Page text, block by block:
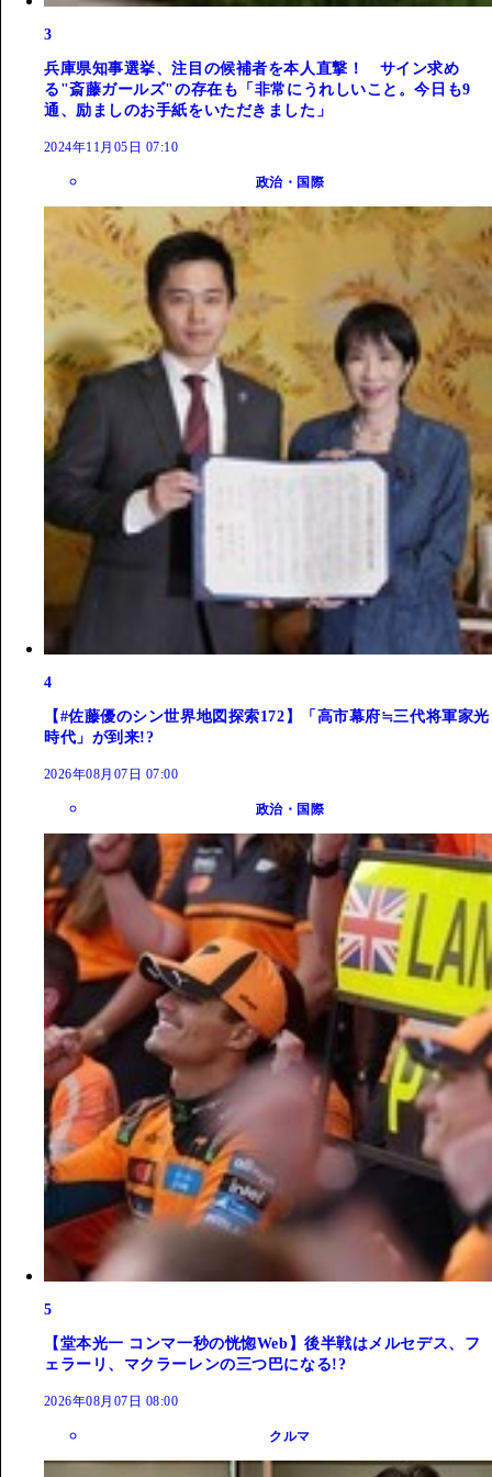
3
兵庫県知事選挙、注目の候補者を本人直撃！ サイン求め
る"斎藤ガールズ"の存在も「非常にうれしいこと。今日も9
通、励ましのお手紙をいただきました」
2024年11月05日 07:10
政治・国際
4
【#佐藤優のシン世界地図探索172】「高市幕府≒三代将軍家光
時代」が到来!?
2026年08月07日 07:00
政治・国際
5
【堂本光一 コンマ一秒の恍惚Web】後半戦はメルセデス、フ
ェラーリ、マクラーレンの三つ巴になる!?
2026年08月07日 08:00
クルマ